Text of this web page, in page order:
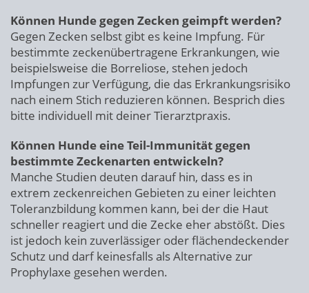
Können Hunde gegen Zecken geimpft werden?
Gegen Zecken selbst gibt es keine Impfung. Für
bestimmte zeckenübertragene Erkrankungen, wie
beispielsweise die Borreliose, stehen jedoch
Impfungen zur Verfügung, die das Erkrankungsrisiko
nach einem Stich reduzieren können. Besprich dies
bitte individuell mit deiner Tierarztpraxis.
Können Hunde eine Teil-Immunität gegen
bestimmte Zeckenarten entwickeln?
Manche Studien deuten darauf hin, dass es in
extrem zeckenreichen Gebieten zu einer leichten
Toleranzbildung kommen kann, bei der die Haut
schneller reagiert und die Zecke eher abstößt. Dies
ist jedoch kein zuverlässiger oder flächendeckender
Schutz und darf keinesfalls als Alternative zur
Prophylaxe gesehen werden.